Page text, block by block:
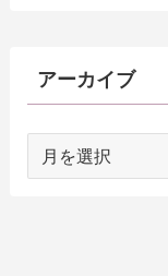
アーカイブ